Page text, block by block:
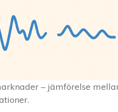
– jämförelse